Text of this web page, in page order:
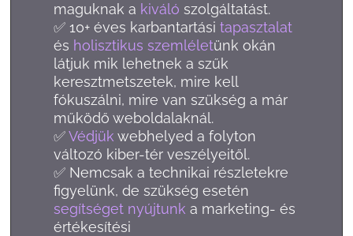
maguknak a kiváló szolgáltatást.
✅ 10+ éves karbantartásitapasztalat
és holisztikus szemléletünk okán
látjuk mik lehetnek a szűk
keresztmetszetek, mire kell
fókuszálni, mire van szükség a már
működő weboldalaknál.
✅Védjük webhelyed a folyton
változó kiber-tér veszélyeitől.
✅ Nemcsak a technikai részletekre
figyelünk, de szükség esetén
segítséget nyújtunk a marketing- és
értékesítési